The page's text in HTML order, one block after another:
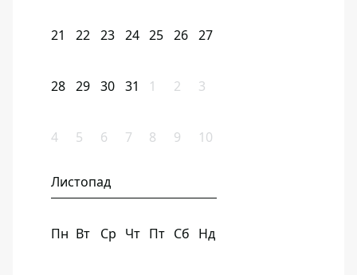
21 22 23 24 25 26 27
28 29 30 31 1 2 3
4 5 6 7 8 9 10
Листопад
Пн Вт Ср Чт Пт Сб Нд